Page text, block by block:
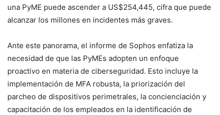
una PyME puede ascender a US$254,445, cifra que puede
alcanzar los millones en incidentes más graves.
Ante este panorama, el informe de Sophos enfatiza la
necesidad de que las PyMEs adopten un enfoque
proactivo en materia de ciberseguridad. Esto incluye la
implementación de MFA robusta, la priorización del
parcheo de dispositivos perimetrales, la concienciación y
capacitación de los empleados en la identificación de